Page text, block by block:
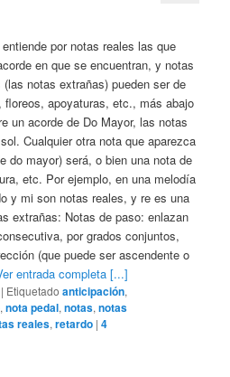
por notas reales las que
en que se encuentran, y notas
notas extrañas) pueden ser de
apoyaturas, etc., más abajo
un acorde de Do Mayor, las notas
Cualquier otra nota que aparezca
do mayor) será, o bien una nota de
etc. Por ejemplo, en una melodía
y mi son notas reales, y re es una
extrañas: Notas de paso: enlazan
por grados conjuntos,
(que puede ser ascendente o
entrada completa [...]
| Etiquetado anticipación,
,nota pedal,notas,notas
reales,retardo |4